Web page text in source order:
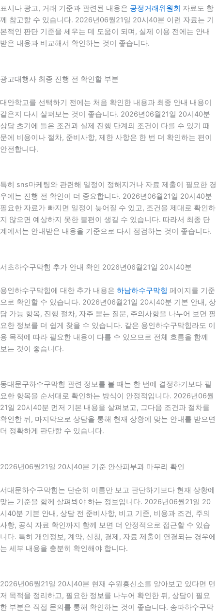
표시나 광고, 거래 기준과 관련된 내용은 공정거래위원회 자료도 함
께 참고할 수 있습니다. 2026년06월21일 20시40분 이런 자료는 기
본적인 판단 기준을 세우는 데 도움이 되며, 실제 이용 전에는 안내
받은 내용과 비교해서 확인하는 것이 좋습니다.
광고대행사 최종 진행 전 확인할 부분
대안학교를 선택하기 전에는 처음 확인한 내용과 최종 안내 내용이
같은지 다시 살펴보는 것이 좋습니다. 2026년06월21일 20시40분
상담 초기에 들은 조건과 실제 진행 단계의 조건이 다를 수 있기 때
문에 비용이나 절차, 준비사항, 제한 사항은 한 번 더 확인하는 편이
안전합니다.
특히 sns마케팅와 관련해 일정이 정해지거나 자료 제출이 필요한 경
우에는 진행 전 확인이 더 중요합니다. 2026년06월21일 20시40분
필요한 자료가 빠지면 일정이 늦어질 수 있고, 조건을 제대로 확인하
지 않으면 예상하지 못한 불편이 생길 수 있습니다. 따라서 최종 단
계에서는 안내받은 내용을 기준으로 다시 점검하는 것이 좋습니다.
서초하수구막힘 추가 안내 확인 2026년06월21일 20시40분
용인하수구막힘에 대한 추가 내용은 하남하수구막힘 페이지를 기준
으로 확인할 수 있습니다. 2026년06월21일 20시40분 기본 안내, 상
담 가능 항목, 진행 절차, 자주 묻는 질문, 주의사항을 나누어 보면 필
요한 정보를 더 쉽게 찾을 수 있습니다. 같은 용인하수구막힘라도 이
용 목적에 따라 필요한 내용이 다를 수 있으므로 전체 흐름을 함께
보는 것이 좋습니다.
동대문구하수구막힘 관련 정보를 볼 때는 한 번에 결정하기보다 필
요한 항목을 순서대로 확인하는 방식이 안정적입니다. 2026년06월
21일 20시40분 먼저 기본 내용을 살펴보고, 그다음 조건과 절차를
확인한 뒤, 마지막으로 상담을 통해 현재 상황에 맞는 안내를 받으면
더 정확하게 판단할 수 있습니다.
2026년06월21일 20시40분 기준 안산피부과 마무리 확인
서대문하수구막힘는 단순히 이름만 보고 판단하기보다 현재 상황에
맞는 기준을 함께 살펴봐야 하는 정보입니다. 2026년06월21일 20
시40분 기본 안내, 상담 전 준비사항, 비교 기준, 비용과 조건, 주의
사항, 공식 자료 확인까지 함께 보면 더 안정적으로 접근할 수 있습
니다. 특히 개인정보, 계약, 신청, 결제, 자료 제출이 연결되는 경우에
는 세부 내용을 충분히 확인해야 합니다.
2026년06월21일 20시40분 현재 수원흥신소를 알아보고 있다면 먼
저 목적을 정리하고, 필요한 정보를 나누어 확인한 뒤, 상담이 필요
한 부분은 직접 문의를 통해 확인하는 것이 좋습니다. 송파하수구막